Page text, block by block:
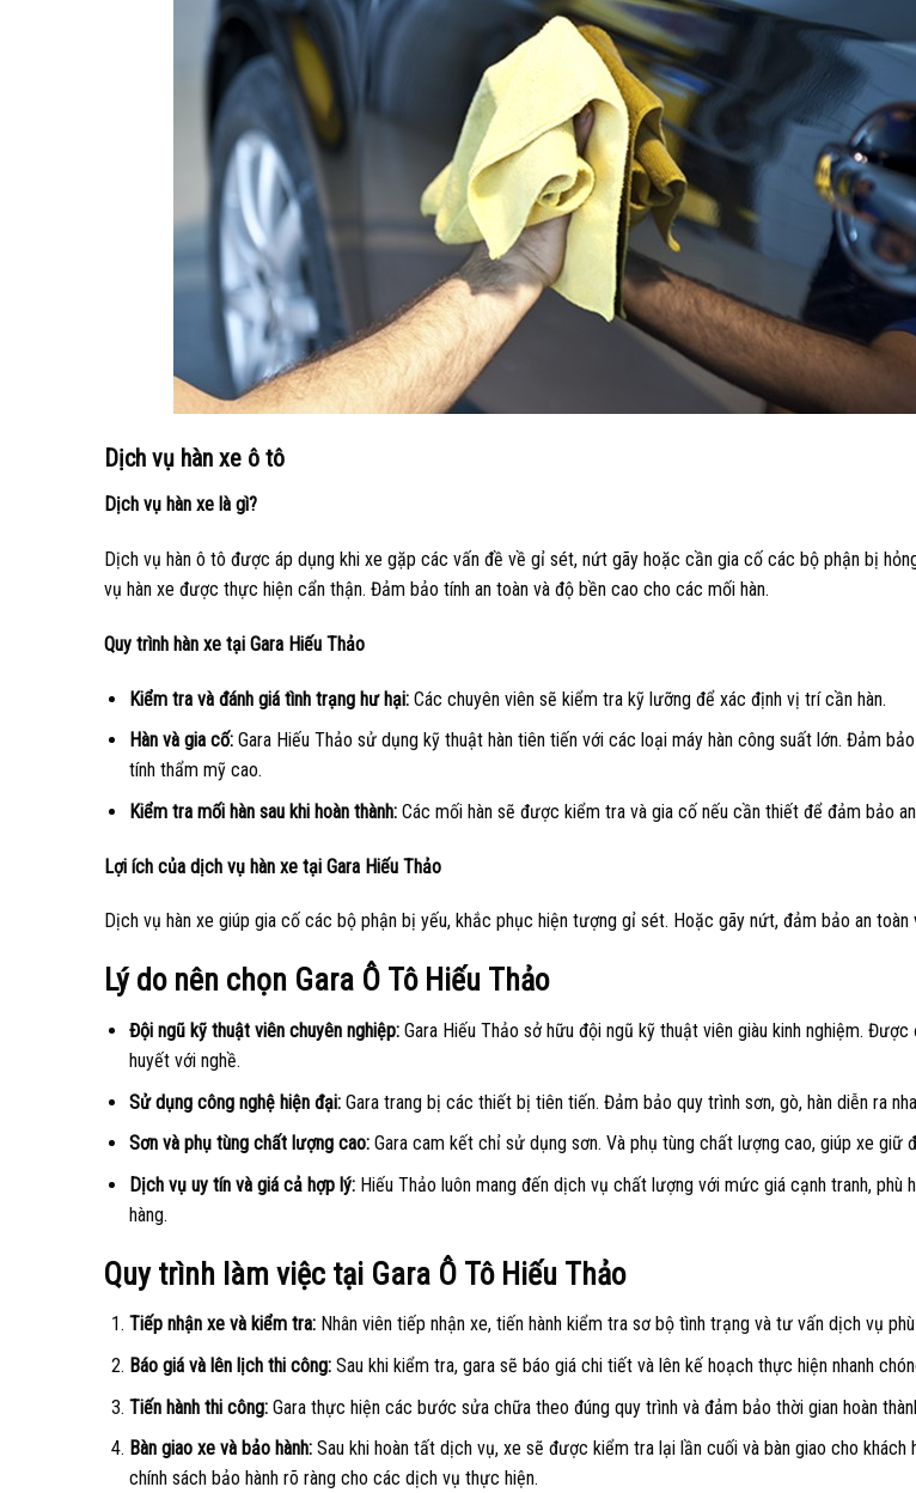
Dịch vụ hàn xe ô tô
Dịch vụ hàn xe là gì?
Dịch vụ hàn ô tô được áp dụng khi xe gặp các vấn đề về gỉ sét, nứt gãy hoặc cần gia cố các bộ phận bị
vụ hàn xe được thực hiện cẩn thận. Đảm bảo tính an toàn và độ bền cao cho các mối hàn.
Quy trình hàn xe tại Gara Hiếu Thảo
Kiểm tra và đánh giá tình trạng hư hại:Các chuyên viên sẽ kiểm tra kỹ lưỡng để xác định vị trí cần hàn.
Hàn và gia cố:Gara Hiếu Thảo sử dụng kỹ thuật hàn tiên tiến với các loại máy hàn công suất lớn. Đảm
tính thẩm mỹ cao.
Kiểm tra mối hàn sau khi hoàn thành:Các mối hàn sẽ được kiểm tra và gia cố nếu cần thiết để đảm bảo
Lợi ích của dịch vụ hàn xe tại Gara Hiếu Thảo
Dịch vụ hàn xe giúp gia cố các bộ phận bị yếu, khắc phục hiện tượng gỉ sét. Hoặc gãy nứt, đảm bảo an toàn
Lý do nên chọn Gara Ô Tô Hiếu Thảo
Đội ngũ kỹ thuật viên chuyên nghiệp:Gara Hiếu Thảo sở hữu đội ngũ kỹ thuật viên giàu kinh nghiệm.
huyết với nghề.
Sử dụng công nghệ hiện đại:Gara trang bị các thiết bị tiên tiến. Đảm bảo quy trình sơn, gò, hàn diễn ra
Sơn và phụ tùng chất lượng cao:Gara cam kết chỉ sử dụng sơn. Và phụ tùng chất lượng cao, giúp xe giữ
Dịch vụ uy tín và giá cả hợp lý:Hiếu Thảo luôn mang đến dịch vụ chất lượng với mức giá cạnh tranh, phù
hàng.
Quy trình làm việc tại Gara Ô Tô Hiếu Thảo
Tiếp nhận xe và kiểm tra:Nhân viên tiếp nhận xe, tiến hành kiểm tra sơ bộ tình trạng và tư vấn dịch vụ
Báo giá và lên lịch thi công:Sau khi kiểm tra, gara sẽ báo giá chi tiết và lên kế hoạch thực hiện nhanh
Tiến hành thi công:Gara thực hiện các bước sửa chữa theo đúng quy trình và đảm bảo thời gian hoàn
Bàn giao xe và bảo hành:Sau khi hoàn tất dịch vụ, xe sẽ được kiểm tra lại lần cuối và bàn giao cho khách
chính sách bảo hành rõ ràng cho các dịch vụ thực hiện.